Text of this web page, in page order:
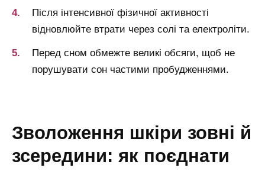
Після інтенсивної фізичної активності
відновлюйте втрати через солі та електроліти.
Перед сном обмежте великі обсяги, щоб не
порушувати сон частими пробудженнями.
зволоження шкіри зовні й
зсередини: як поєднати